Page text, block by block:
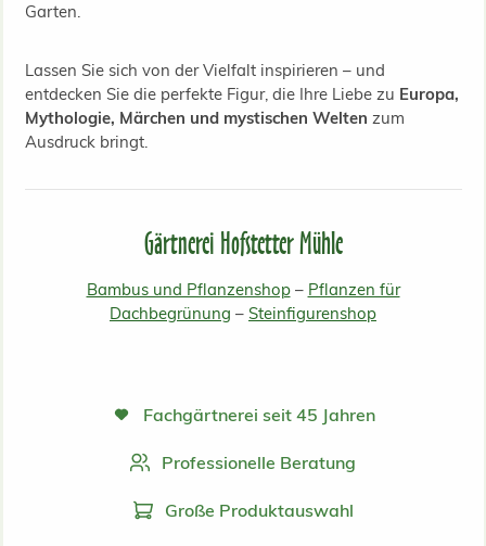
Garten.
Lassen Sie sich von der Vielfalt inspirieren – und
entdecken Sie die perfekte Figur, die Ihre Liebe zu Europa,
Mythologie, Märchen und mystischen Welten zum
Ausdruck bringt.
Gärtnerei Hofstetter Mühle
Bambus und Pflanzenshop– Pflanzen für
Dachbegrünung – Steinfigurenshop
Fachgärtnerei seit 45 Jahren
Professionelle Beratung
Große Produktauswahl